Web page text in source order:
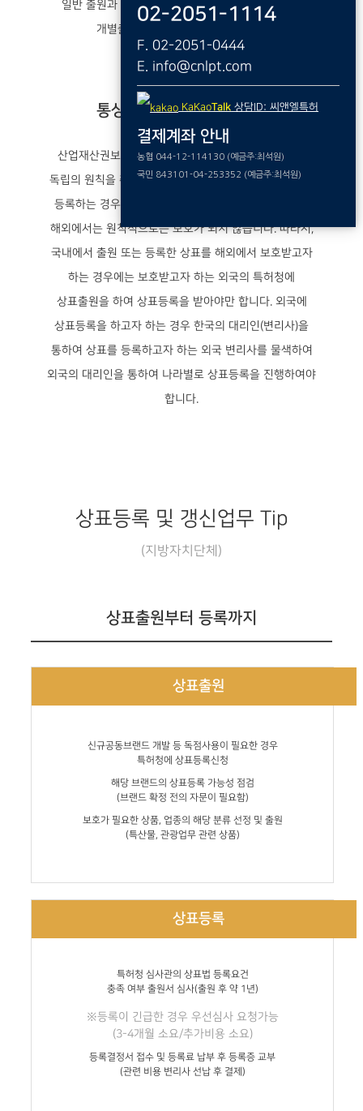
02-2051-1114
F. 02-2051-0444
E. info@cnlpt.com
KaKaoTalk 상담ID: 씨앤엘특허
결제계좌 안내
농협 044-12-114130 (예금주:최석원)
국민 843101-04-253352 (예금주:최석원)
일반 출원과 같은 절차를 거쳐야하므로 이때 부터는
개별출원과 같은 비용이 들어갑니다.
통상의 개별국가 상표출원
산업재산권보호를 위한 파리협약에 의하면 각국 상표
독립의 원칙을 취하고 있기 때문에 국내 특허청에 상표를
등록하는 경우 대한민국에서만 등록상표로서 보호되고
해외에서는 원칙적으로는 보호가 되지 않습니다. 따라서,
국내에서 출원 또는 등록한 상표를 해외에서 보호받고자
하는 경우에는 보호받고자 하는 외국의 특허청에
상표출원을 하여 상표등록을 받아야만 합니다. 외국에
상표등록을 하고자 하는 경우 한국의 대리인(변리사)을
통하여 상표를 등록하고자 하는 외국 변리사를 물색하여
외국의 대리인을 통하여 나라별로 상표등록을 진행하여야
합니다.
상표등록 및 갱신업무 Tip
(지방자치단체)
상표출원부터 등록까지
상표출원
신규공동브랜드 개발 등 독점사용이 필요한 경우
특허청에 상표등록신청
해당 브랜드의 상표등록 가능성 점검
(브랜드 확정 전의 자문이 필요함)
보호가 필요한 상품, 업종의 해당 분류 선정 및 출원
(특산물, 관광업무 관련 상품)
상표등록
특허청 심사관의 상표법 등록요건
충족 여부 출원서 심사(출원 후 약 1년)
※등록이 긴급한 경우 우선심사 요청가능
(3-4개월 소요/추가비용 소요)
등록결정서 접수 및 등록료 납부 후 등록증 교부
(관련 비용 변리사 선납 후 결제)